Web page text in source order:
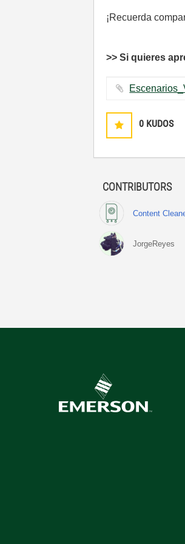
¡Recuerda
>> Si quieres
0 KUDOS
CONTRIBUTORS
Content
JorgeReyes